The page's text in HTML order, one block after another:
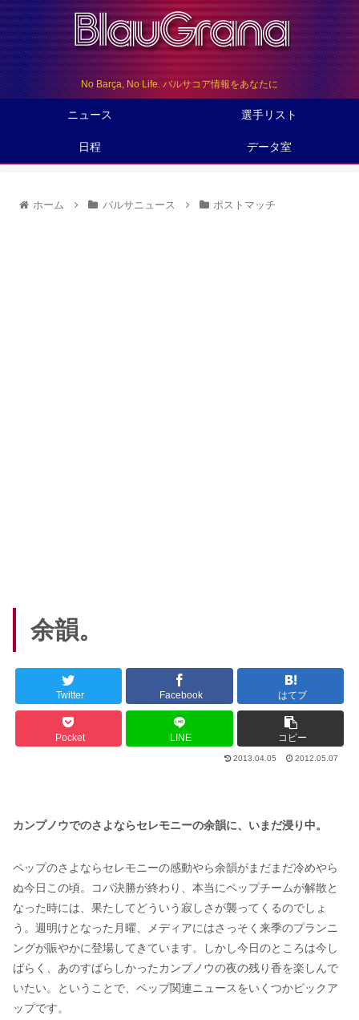
No Barça, No Life. バルサコア情報をあなたに
ニュース 選手リスト
日程 データ室
ホーム バルサニュース ポストマッチ
余韻。
Twitter Facebook はてブ
Pocket LINE コピー
2013.04.05 2012.05.07
カンプノウでのさよならセレモニーの余韻に、いまだ浸り中。
ペップのさよならセレモニーの感動やら余韻がまだまだ冷めやら
ぬ今日この頃。コパ決勝が終わり、本当にペップチームが解散と
なった時には、果たしてどういう寂しさが襲ってくるのでしょ
う。週明けとなった月曜、メディアにはさっそく来季のプランニ
ングが賑やかに登場してきています。しかし今日のところは今し
ばらく、あのすばらしかったカンプノウの夜の残り香を楽しんで
いたい。ということで、ペップ関連ニュースをいくつかピックア
ップです。